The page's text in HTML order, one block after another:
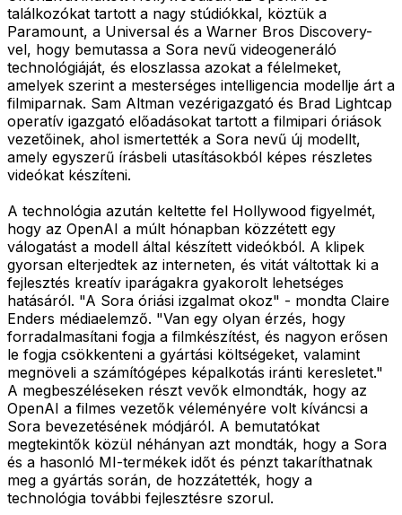
találkozókat tartott a nagy stúdiókkal, köztük a
Paramount, a Universal és a Warner Bros Discovery-
vel, hogy bemutassa a Sora nevű videogeneráló
technológiáját, és eloszlassa azokat a félelmeket,
amelyek szerint a mesterséges intelligencia modellje árt a
filmiparnak. Sam Altman vezérigazgató és Brad Lightcap
operatív igazgató előadásokat tartott a filmipari óriások
vezetőinek, ahol ismertették a Sora nevű új modellt,
amely egyszerű írásbeli utasításokból képes részletes
videókat készíteni.
A technológia azután keltette fel Hollywood figyelmét,
hogy az OpenAI a múlt hónapban közzétett egy
válogatást a modell által készített videókból. A klipek
gyorsan elterjedtek az interneten, és vitát váltottak ki a
fejlesztés kreatív iparágakra gyakorolt lehetséges
hatásáról. "A Sora óriási izgalmat okoz" - mondta Claire
Enders médiaelemző. "Van egy olyan érzés, hogy
forradalmasítani fogja a filmkészítést, és nagyon erősen
le fogja csökkenteni a gyártási költségeket, valamint
megnöveli a számítógépes képalkotás iránti keresletet."
A megbeszéléseken részt vevők elmondták, hogy az
OpenAI a filmes vezetők véleményére volt kíváncsi a
Sora bevezetésének módjáról. A bemutatókat
megtekintők közül néhányan azt mondták, hogy a Sora
és a hasonló MI-termékek időt és pénzt takaríthatnak
meg a gyártás során, de hozzátették, hogy a
technológia további fejlesztésre szorul.